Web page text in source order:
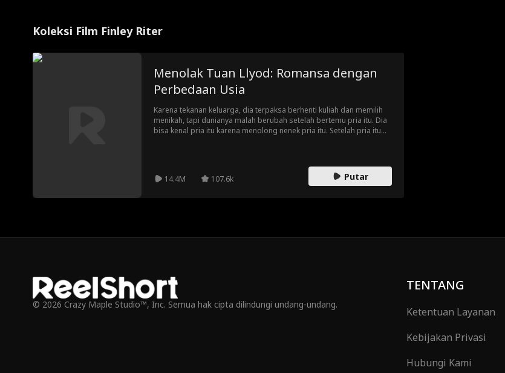
Koleksi Film Finley Riter
Menolak Tuan Llyod: Romansa dengan
Perbedaan Usia
Karena tekanan keluarga, dia terpaksa berhenti kuliah dan memilih
menikah, tapi dunianya malah berubah setelah bertemu pria itu. Dia
bisa kenal pria itu karena menolong nenek pria itu. Setelah pria itu
14.4M 107.6k Putar
© 2026 Crazy Maple Studio™, Inc. Semua hak cipta dilindungi undang-undang.
TENTANG
Ketentuan Layanan
Kebijakan Privasi
Hubungi Kami